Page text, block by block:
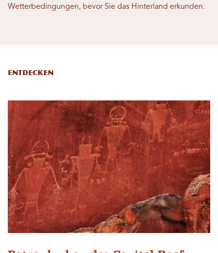
Wetterbedingungen, bevor Sie das Hinterland erkunden.
Entdecken